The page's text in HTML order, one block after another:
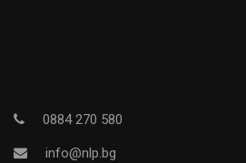
0884 270 580
info@nlp.bg